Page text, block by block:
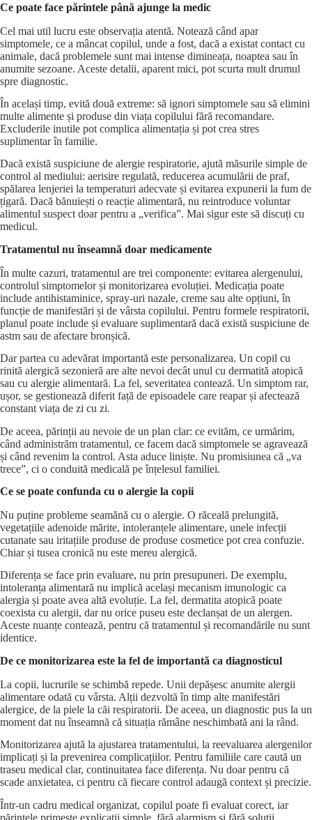
Ce poate face părintele până ajunge la medic
Cel mai util lucru este observația atentă. Notează când apar
simptomele, ce a mâncat copilul, unde a fost, dacă a existat contact cu
animale, dacă problemele sunt mai intense dimineața, noaptea sau în
anumite sezoane. Aceste detalii, aparent mici, pot scurta mult drumul
spre diagnostic.
În același timp, evită două extreme: să ignori simptomele sau să elimini
multe alimente și produse din viața copilului fără recomandare.
Excluderile inutile pot complica alimentația și pot crea stres
suplimentar în familie.
Dacă există suspiciune de alergie respiratorie, ajută măsurile simple de
control al mediului: aerisire regulată, reducerea acumulării de praf,
spălarea lenjeriei la temperaturi adecvate și evitarea expunerii la fum de
țigară. Dacă bănuiești o reacție alimentară, nu reintroduce voluntar
alimentul suspect doar pentru a „verifica”. Mai sigur este să discuți cu
medicul.
Tratamentul nu înseamnă doar medicamente
În multe cazuri, tratamentul are trei componente: evitarea alergenului,
controlul simptomelor și monitorizarea evoluției. Medicația poate
include antihistaminice, spray-uri nazale, creme sau alte opțiuni, în
funcție de manifestări și de vârsta copilului. Pentru formele respiratorii,
planul poate include și evaluare suplimentară dacă există suspiciune de
astm sau de afectare bronșică.
Dar partea cu adevărat importantă este personalizarea. Un copil cu
rinită alergică sezonieră are alte nevoi decât unul cu dermatită atopică
sau cu alergie alimentară. La fel, severitatea contează. Un simptom rar,
ușor, se gestionează diferit față de episoadele care reapar și afectează
constant viața de zi cu zi.
De aceea, părinții au nevoie de un plan clar: ce evităm, ce urmărim,
când administrăm tratamentul, ce facem dacă simptomele se agravează
și când revenim la control. Asta aduce liniște. Nu promisiunea că „va
trece”, ci o conduită medicală pe înțelesul familiei.
Ce se poate confunda cu o alergie la copii
Nu puține probleme seamănă cu o alergie. O răceală prelungită,
vegetațiile adenoide mărite, intoleranțele alimentare, unele infecții
cutanate sau iritațiile produse de produse cosmetice pot crea confuzie.
Chiar și tusea cronică nu este mereu alergică.
Diferența se face prin evaluare, nu prin presupuneri. De exemplu,
intoleranța alimentară nu implică același mecanism imunologic ca
alergia și poate avea altă evoluție. La fel, dermatita atopică poate
coexista cu alergii, dar nu orice puseu este declanșat de un alergen.
Aceste nuanțe contează, pentru că tratamentul și recomandările nu sunt
identice.
De ce monitorizarea este la fel de importantă ca diagnosticul
La copii, lucrurile se schimbă repede. Unii depășesc anumite alergii
alimentare odată cu vârsta. Alții dezvoltă în timp alte manifestări
alergice, de la piele la căi respiratorii. De aceea, un diagnostic pus la un
moment dat nu înseamnă că situația rămâne neschimbată ani la rând.
Monitorizarea ajută la ajustarea tratamentului, la reevaluarea alergenilor
implicați și la prevenirea complicațiilor. Pentru familiile care caută un
traseu medical clar, continuitatea face diferența. Nu doar pentru că
scade anxietatea, ci pentru că fiecare control adaugă context și precizie.
Într-un cadru medical organizat, copilul poate fi evaluat corect, iar
părintele primește explicații simple, fără alarmism și fără soluții